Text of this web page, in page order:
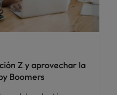
Z y aprovechar la
Boomers